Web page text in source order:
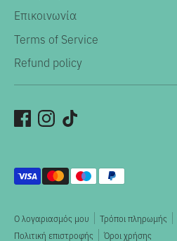
Επικοινωνία
Terms of Service
Refund policy
Ο λογαριασμός μου Τρόποι πληρωμής
Πολιτική επιστροφής
Όροι χρήσης
Αποδεκτοί
τρόποι